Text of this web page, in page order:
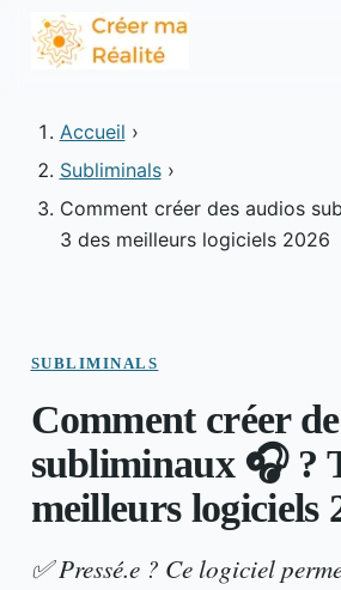
Accueil ›
Subliminals ›
Comment créer des audios
3 des meilleurs logiciels 2026
SUBLIMINALS
Comment créer
subliminaux 🎧 ?
meilleurs logiciels
✅ Pressé.e ? Ce logiciel